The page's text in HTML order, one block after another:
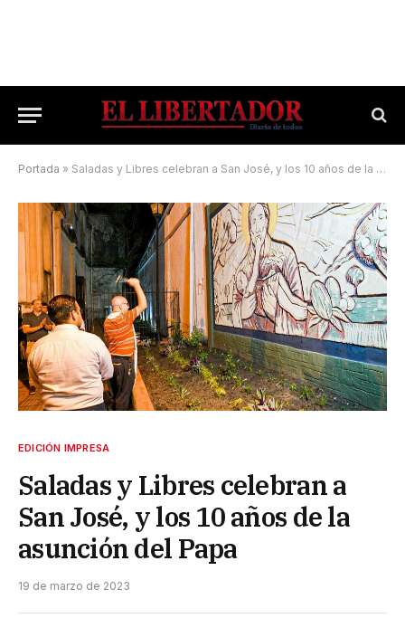
Portada » Saladas y Libres celebran a San José, y los 10 años de la asunción del Papa
EDICIÓN IMPRESA
Saladas y Libres celebran a
San José, y los 10 años de la
asunción del Papa
19 de marzo de 2023